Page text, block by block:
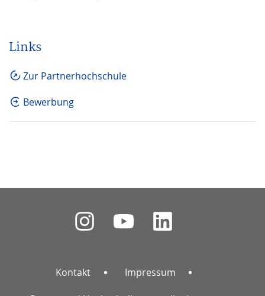
Links
Zur Partnerhochschule
Bewerbung
Kontakt Impressum